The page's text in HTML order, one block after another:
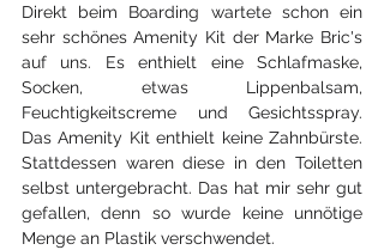
Direkt beim Boarding wartete schon ein
sehr schönes Amenity Kit der Marke Bric's
auf uns. Es enthielt eine Schlafmaske,
Socken, etwas Lippenbalsam,
Feuchtigkeitscreme und Gesichtsspray.
Das Amenity Kit enthielt keine Zahnbürste.
Stattdessen waren diese in den Toiletten
selbst untergebracht. Das hat mir sehr gut
gefallen, denn so wurde keine unnötige
Menge an Plastik verschwendet.